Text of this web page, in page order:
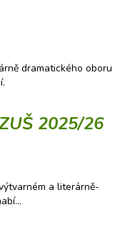
dramatického oboru
2025/26
a literárně-